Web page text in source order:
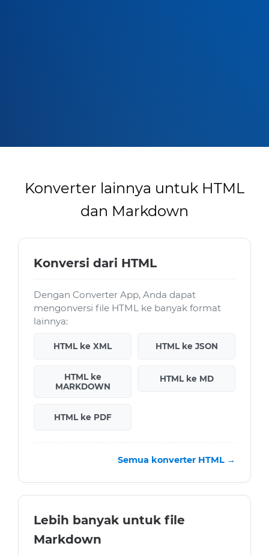
Konverter lainnya untuk HTML
dan Markdown
Konversi dari HTML
Dengan Converter App, Anda dapat
mengonversi file HTML ke banyak format
lainnya:
HTML ke XML HTML ke JSON
HTML ke
MARKDOWN
HTML ke MD
HTML ke PDF
Semua konverter HTML →
Lebih banyak untuk file
Markdown